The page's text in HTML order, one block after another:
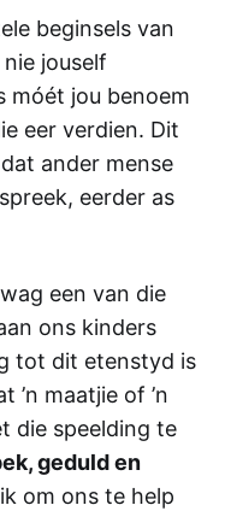
beginsels van
jouself
móét jou benoem
eer verdien. Dit
ander mense
eerder as
een van die
ons kinders
tot dit etenstyd is
’n maatjie of ’n
die speelding te
geduld en
om ons te help